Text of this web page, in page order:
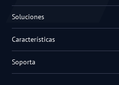
Soluciones
Características
Soporta